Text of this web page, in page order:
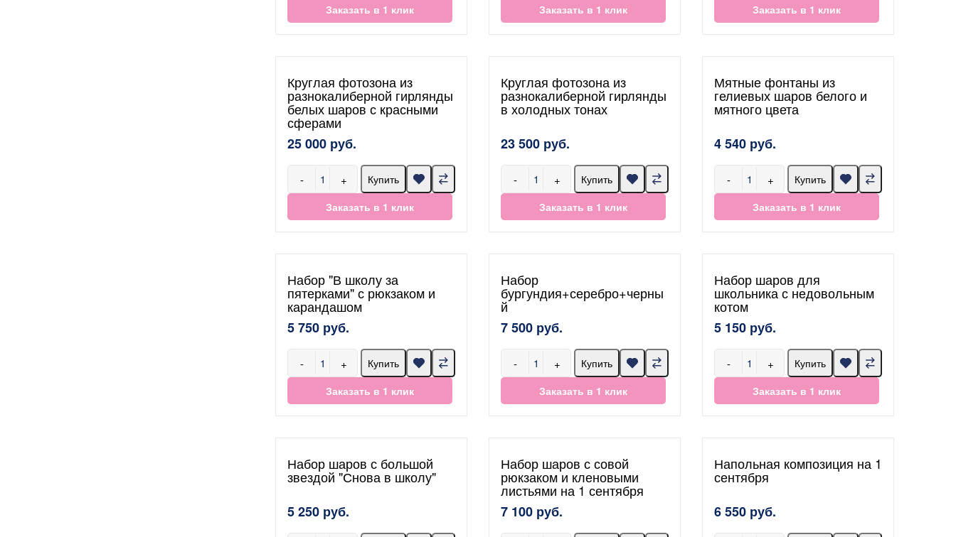
Заказать в 1 клик
Заказать в 1 клик
Заказать в 1 клик
Круглая фотозона из
разнокалиберной гирлянды
белых шаров с красными
сферами
25 000 руб.
- +
Купить
Заказать в 1 клик
Круглая фотозона из
разнокалиберной гирлянды
в холодных тонах
23 500 руб.
- +
Купить
Заказать в 1 клик
Мятные фонтаны из
гелиевых шаров белого и
мятного цвета
4 540 руб.
- +
Купить
Заказать в 1 клик
Набор "В школу за
пятерками" с рюкзаком и
карандашом
5 750 руб.
- +
Купить
Заказать в 1 клик
Набор
бургундия+серебро+черны
й
7 500 руб.
- +
Купить
Заказать в 1 клик
Набор шаров для
школьника с недовольным
котом
5 150 руб.
- +
Купить
Заказать в 1 клик
Набор шаров с большой
звездой "Снова в школу"
5 250 руб.
Набор шаров с совой
рюкзаком и кленовыми
листьями на 1 сентября
7 100 руб.
Напольная композиция на 1
сентября
6 550 руб.